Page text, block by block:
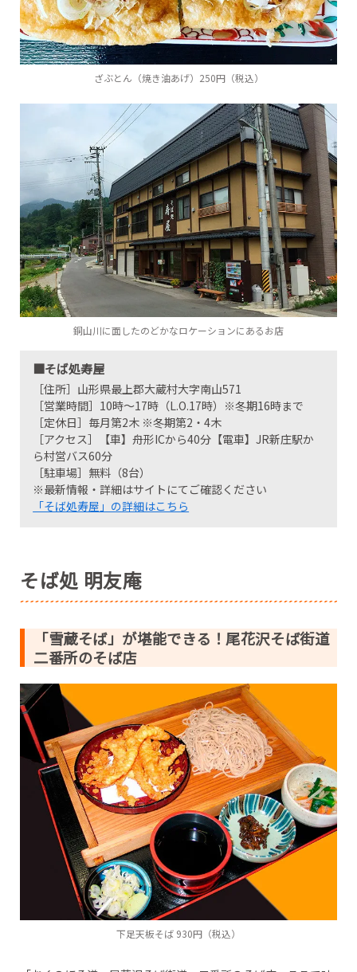
ざぶとん（焼き油あげ）250円（税込）
銅山川に面したのどかなロケーションにあるお店
■そば処寿屋
［住所］山形県最上郡大蔵村大字南山571
［営業時間］10時～17時（L.O.17時）※冬期16時まで
［定休日］毎月第2木 ※冬期第2・4木
［アクセス］【車】舟形ICから40分【電車】JR新庄駅か
ら村営バス60分
［駐車場］無料（8台）
※最新情報・詳細はサイトにてご確認ください
「そば処寿屋」の詳細はこちら
そば処 明友庵
「雪蔵そば」が堪能できる！尾花沢そば街道
二番所のそば店
下足天板そば 930円（税込）